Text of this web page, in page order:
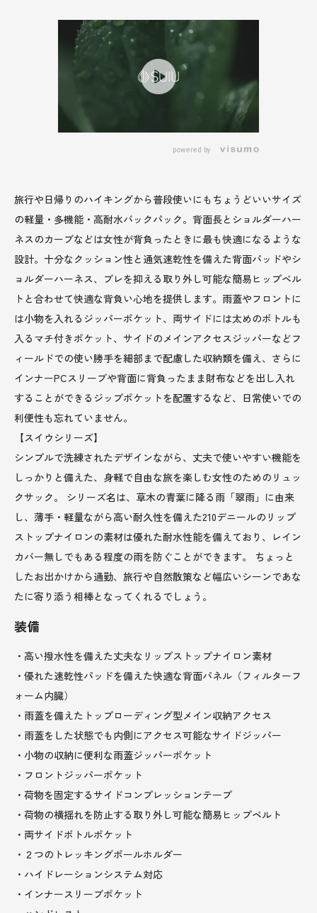
powered by
旅行や日帰りのハイキングから普段使いにもちょうどいいサイズ
の軽量・多機能・高耐水バックパック。背面長とショルダーハー
ネスのカーブなどは女性が背負ったときに最も快適になるような
設計。十分なクッション性と通気速乾性を備えた背面パッドやシ
ョルダーハーネス、ブレを抑える取り外し可能な簡易ヒップベル
トと合わせて快適な背負い心地を提供します。雨蓋やフロントに
は小物を入れるジッパーポケット、両サイドには太めのボトルも
入るマチ付きポケット、サイドのメインアクセスジッパーなどフ
ィールドでの使い勝手を細部まで配慮した収納類を備え、さらに
インナーPCスリーブや背面に背負ったまま財布などを出し入れ
することができるジップポケットを配置するなど、日常使いでの
利便性も忘れていません。
【スイウシリーズ】
シンプルで洗練されたデザインながら、丈夫で使いやすい機能を
しっかりと備えた、身軽で自由な旅を楽しむ女性のためのリュッ
クサック。 シリーズ名は、草木の青葉に降る雨「翠雨」に由来
し、薄手・軽量ながら高い耐久性を備えた210デニールのリップ
ストップナイロンの素材は優れた耐水性能を備えており、レイン
カバー無しでもある程度の雨を防ぐことができます。 ちょっと
したお出かけから通勤、旅行や自然散策など幅広いシーンであな
たに寄り添う相棒となってくれるでしょう。
装備
・高い撥水性を備えた丈夫なリップストップナイロン素材
・優れた速乾性パッドを備えた快適な背面パネル（フィルターフ
ォーム内臓）
・雨蓋を備えたトップローディング型メイン収納アクセス
・雨蓋をした状態でも内側にアクセス可能なサイドジッパー
・小物の収納に便利な雨蓋ジッパーポケット
・フロントジッパーポケット
・荷物を固定するサイドコンプレッションテープ
・荷物の横揺れを防止する取り外し可能な簡易ヒップベルト
・両サイドボトルポケット
・２つのトレッキングポールホルダー
・ハイドレーションシステム対応
・インナースリーブポケット